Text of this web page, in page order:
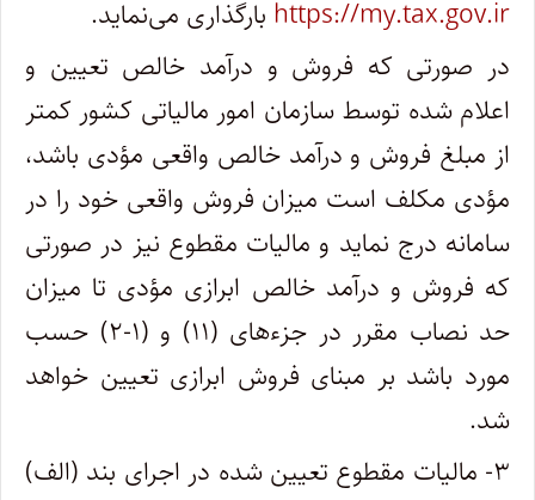
https://my.tax.gov.ir بارگذاری می‌نماید.
در صورتی که فروش و درآمد خالص تعیین و
اعلام شده توسط سازمان امور مالیاتی کشور کمتر
از مبلغ فروش و درآمد خالص واقعی مؤدی باشد،
مؤدی مکلف است میزان فروش واقعی خود را در
سامانه درج نماید و مالیات مقطوع نیز در صورتی
که فروش و درآمد خالص ابرازی مؤدی تا میزان
حد نصاب مقرر در جزء‌های (۱۱) و (۱-۲) حسب
مورد باشد بر مبنای فروش ابرازی تعیین خواهد
شد.
۳- مالیات مقطوع تعیین شده در اجرای بند (الف)